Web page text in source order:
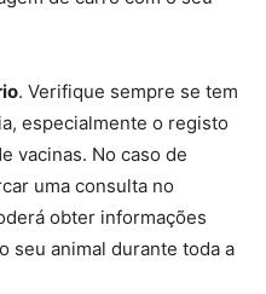
. Verifique sempre se tem
especialmente o registo
vacinas. No caso de
uma consulta no
obter informações
seu animal durante toda a